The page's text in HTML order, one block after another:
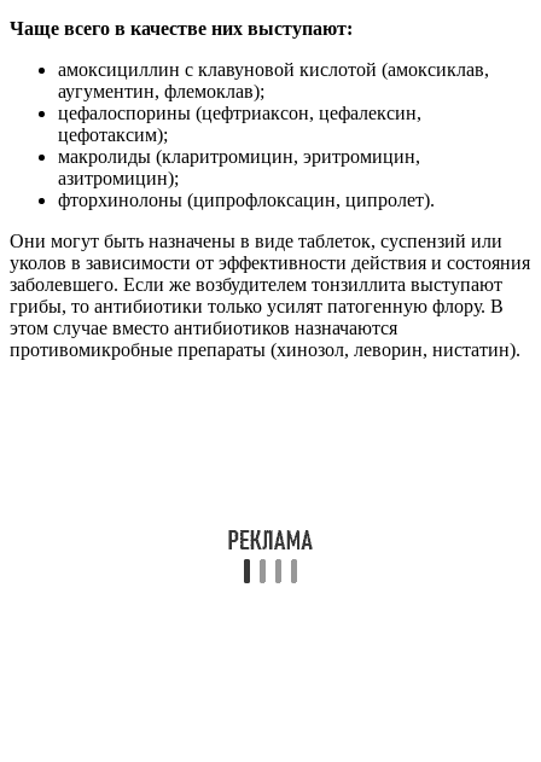
Чаще всего в качестве них выступают:
амоксициллин с клавуновой кислотой (амоксиклав,
аугументин, флемоклав);
цефалоспорины (цефтриаксон, цефалексин,
цефотаксим);
макролиды (кларитромицин, эритромицин,
азитромицин);
фторхинолоны (ципрофлоксацин, ципролет).
Они могут быть назначены в виде таблеток, суспензий или
уколов в зависимости от эффективности действия и состояния
заболевшего. Если же возбудителем тонзиллита выступают
грибы, то антибиотики только усилят патогенную флору. В
этом случае вместо антибиотиков назначаются
противомикробные препараты (хинозол, леворин, нистатин).